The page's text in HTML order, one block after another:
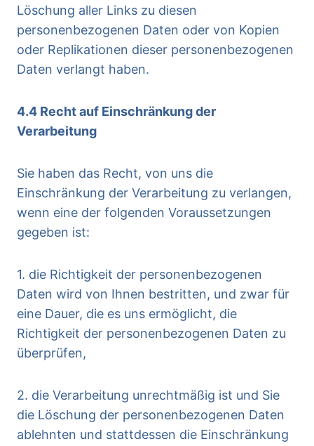
Löschung aller Links zu diesen
personenbezogenen Daten oder von Kopien
oder Replikationen dieser personenbezogenen
Daten verlangt haben.
4.4 Recht auf Einschränkung der
Verarbeitung
Sie haben das Recht, von uns die
Einschränkung der Verarbeitung zu verlangen,
wenn eine der folgenden Voraussetzungen
gegeben ist:
1. die Richtigkeit der personenbezogenen
Daten wird von Ihnen bestritten, und zwar für
eine Dauer, die es uns ermöglicht, die
Richtigkeit der personenbezogenen Daten zu
überprüfen,
2. die Verarbeitung unrechtmäßig ist und Sie
die Löschung der personenbezogenen Daten
ablehnten und stattdessen die Einschränkung